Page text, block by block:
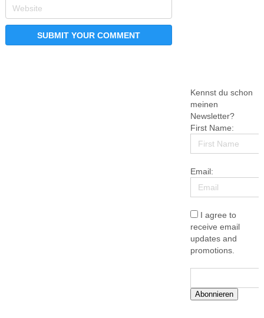
Kennst du schon
meinen
Newsletter?
First Name:
Email:
I agree to
receive email
updates and
promotions.
Abonnieren